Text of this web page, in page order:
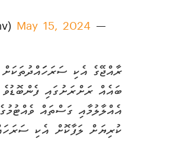
— NDMA Maldives (@NDMAmv)
May 15, 2024
ރާއްޖޭގެ އެކި
ބައެއް ރަށްރަށުގައި
އެއްލާލުމާއި ގަސްތައް
ކުރިޔަށް ލަފާކޮށް އެކި